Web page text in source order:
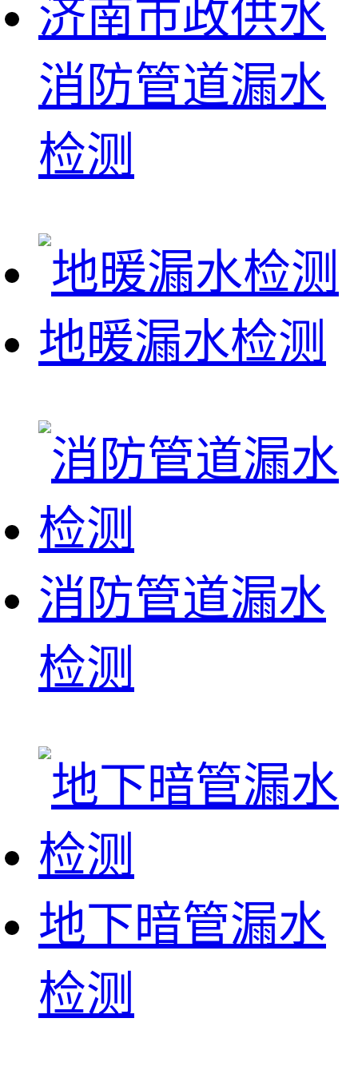
济南市政供水
消防管道漏水
检测
地暖漏水检测
消防管道漏水
检测
地下暗管漏水
检测